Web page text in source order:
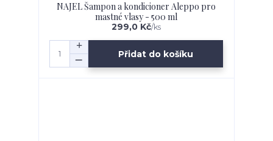
NAJEL Šampon a kondicioner Aleppo pro
mastné vlasy - 500 ml
299,0 Kč/ks
Přidat do košíku